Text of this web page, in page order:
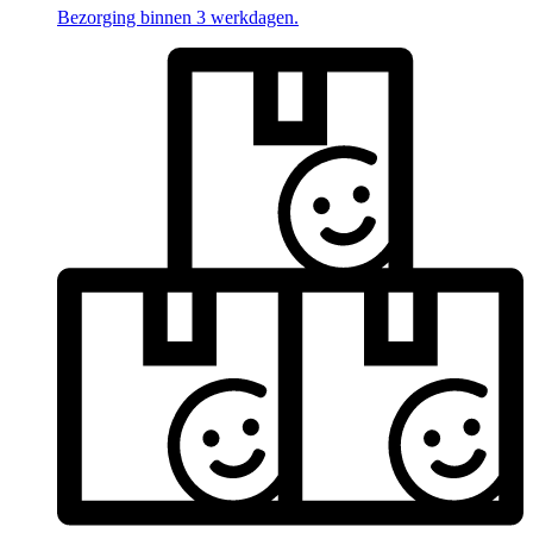
Bezorging binnen 3 werkdagen.